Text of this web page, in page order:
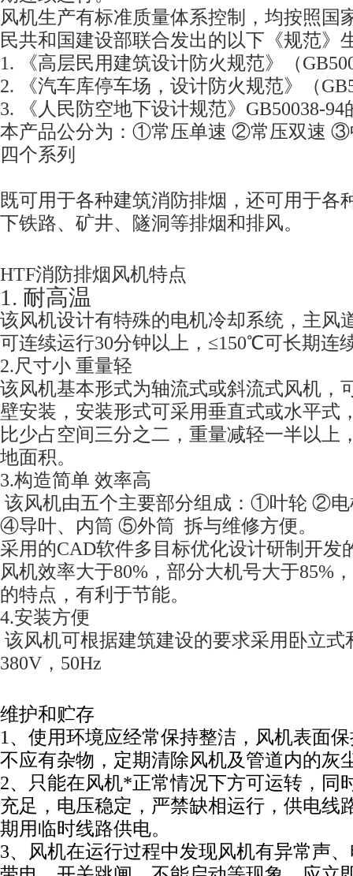
风机生产有标准质量体系控制，均按照国
民共和国建设部联合发出的以下《规范》
1. 《高层民用建筑设计防火规范》（
2. 《汽车库停车场，设计防火规范》（
3. 《人民防空地下设计规范》GB50038-94
本产品公分为：①常压单速 ②常压双速
四个系列
既可用于各种建筑消防排烟，还可用于各
下铁路、矿井、隧洞等排烟和排风。
HTF消防排烟风机特点
1. 耐高温
该风机设计有特殊的电机冷却系统，主风
可连续运行30分钟以上，≤150℃可长期连
2.尺寸小 重量轻
该风机基本形式为轴流式或斜流式风机，
壁安装，安装形式可采用垂直式或水平式
比少占空间三分之二，重量减轻一半以上
地面积。
3.构造简单 效率高
该风机由五个主要部分组成：①叶轮 ②
④导叶、内筒 ⑤外筒 拆与维修方便。
采用的CAD软件多目标优化设计研制开发
风机效率大于80%，部分大机号大于85%
的特点，有利于节能。
4.安装方便
该风机可根据建筑建设的要求采用卧立
380V，50Hz
维护和贮存
1、使用环境应经常保持整洁，风机表面
不应有杂物，定期清除风机及管道内的灰
2、只能在风机*正常情况下方可运转，同
充足，电压稳定，严禁缺相运行，供电线
期用临时线路供电。
3、风机在运行过程中发现风机有异常声